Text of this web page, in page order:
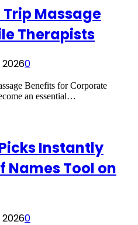
Massage
Therapists
20260
Benefits for Corporate
an essential…
Instantly
Names Tool on
20260